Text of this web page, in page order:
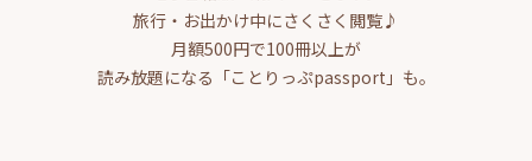
旅行・お出かけ中にさくさく閲覧♪
月額500円で100冊以上が
読み放題になる「ことりっぷpassport」も。